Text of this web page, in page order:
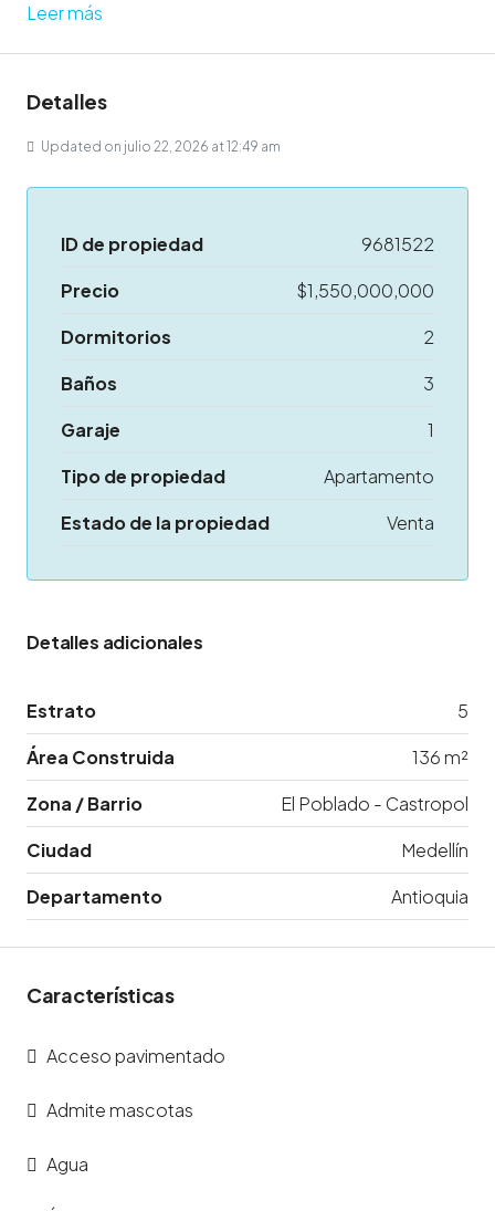
Leer más
Detalles
Updated on julio 22, 2026 at 12:49 am
ID de propiedad
9681522
Precio
$1,550,000,000
Dormitorios
2
Baños
3
Garaje
1
Tipo de propiedad
Apartamento
Estado de la propiedad
Venta
Detalles adicionales
Estrato
5
Área Construida
136 m²
Zona / Barrio
El Poblado - Castropol
Ciudad
Medellín
Departamento
Antioquia
Características
Acceso pavimentado
Admite mascotas
Agua